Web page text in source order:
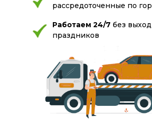
рассредоточенные по
Работаем 24/7 без
праздников